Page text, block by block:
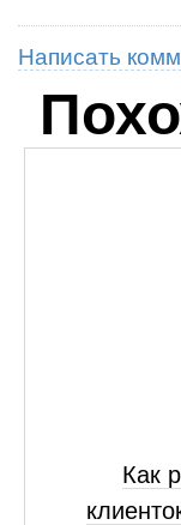
Написать
Как